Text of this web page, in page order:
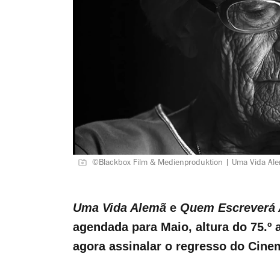
©Blackbox Film & Medienproduktion | Uma Vida
Uma Vida Alemã e Quem Escreverá
agendada para Maio, altura do
agora assinalar o regresso do